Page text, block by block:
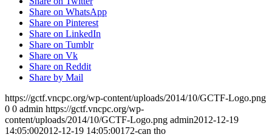
Share on WhatsApp
Share on Pinterest
Share on LinkedIn
Share on Tumblr
Share on Vk
Share on Reddit
Share by Mail
https://gctf.vncpc.org/wp-content/uploads/2014/10/GCTF-Logo.png
0 0 admin https://gctf.vncpc.org/wp-
content/uploads/2014/10/GCTF-Logo.png admin2012-12-19
14:05:002012-12-19 14:05:00172-can tho